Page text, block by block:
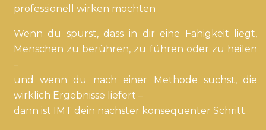
professionell wirken möchten
Wenn du spürst, dass in dir eine Fähigkeit liegt,
Menschen zu berühren, zu führen oder zu heilen
–
und wenn du nach einer Methode suchst, die
wirklich Ergebnisse liefert –
dann ist IMT dein nächster konsequenter Schritt.